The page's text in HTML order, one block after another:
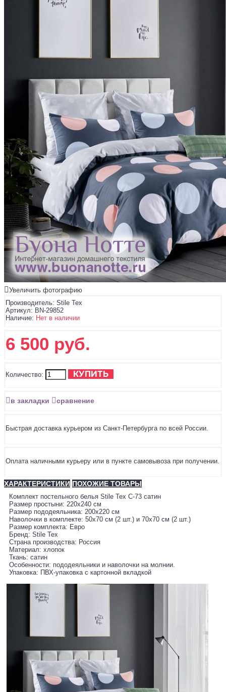
Увеличить фотографию
Производитель: Stile Tex
Артикул: BN-29852
Наличие: Нет в наличии
6 500 руб.
Количество: КУПИТЬ
в закладки сравнение
Быстрая доставка курьером из Санкт-Петербурга по всей России.
Оплата наличными курьеру или в пункте самовывоза при получении.
ХАРАКТЕРИСТИКИ ПОХОЖИЕ ТОВАРЫ
Комплект постельного белья Stile Tex C-73 сатин
Размер простыни: 220х240 см
Размер пододеяльника: 200х220 см
Наволочки в комплекте: 50х70 см (2 шт.) и 70х70 см (2 шт.)
Размер комплекта: Евро
Бренд: Stile Tex
Страна производства: Россия
Материал: хлопок
Ткань: сатин
Особенности: пододеяльники и наволочки на молнии.
Упаковка: ПВХ-упаковка с картонной вкладкой